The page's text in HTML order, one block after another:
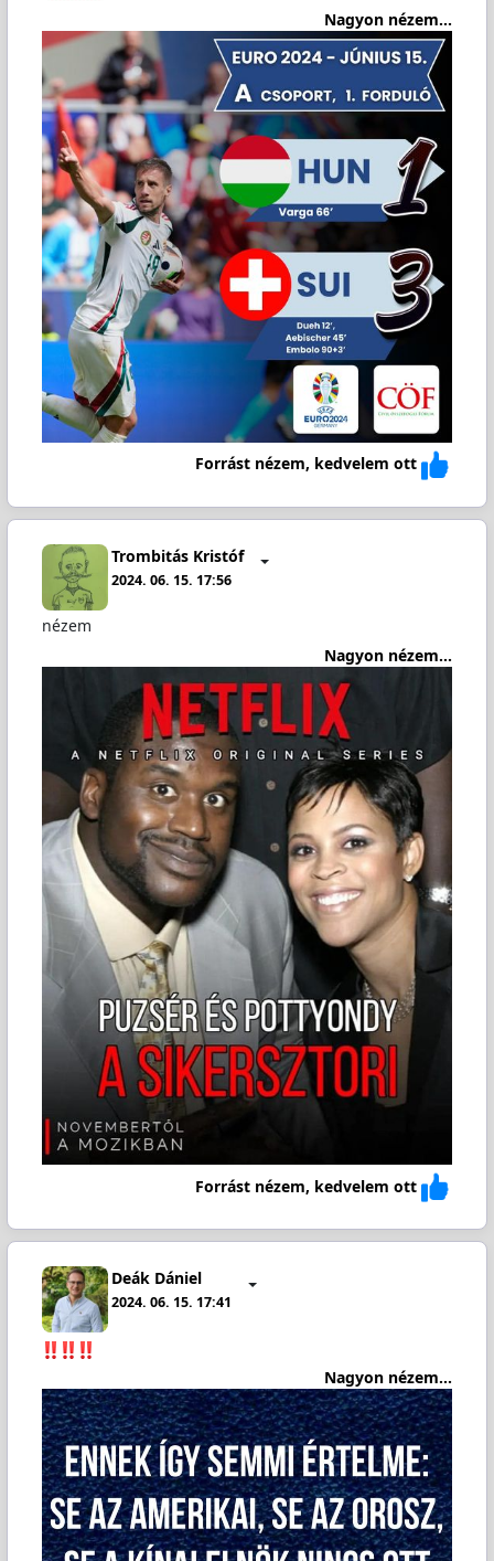
Nagyon nézem...
Forrást nézem, kedvelem ott
Trombitás Kristóf
2024. 06. 15. 17:56
nézem
Nagyon nézem...
Forrást nézem, kedvelem ott
Deák Dániel
2024. 06. 15. 17:41
Nagyon nézem...